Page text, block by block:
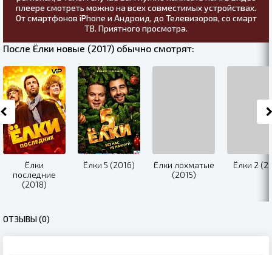
плеере смотреть можно на всех совместимых устройствах.
От смартфонов iPhone и Андроид, до Телевизоров, со смарт
ТВ. Приятного просмотра.
После Ёлки новые (2017) обычно смотрят:
Ёлки
последние
(2018)
Ёлки 5 (2016)
Ёлки лохматые
(2015)
Ёлки 2
ОТЗЫВЫ (0)